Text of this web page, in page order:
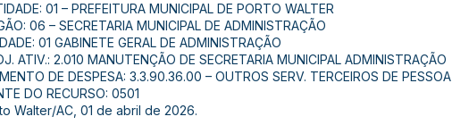
01 – PREFEITURA MUNICIPAL DE PORTO WALTER
06 – SECRETARIA MUNICIPAL DE ADMINISTRAÇÃO
01 GABINETE GERAL DE ADMINISTRAÇÃO
ATIV.: 2.010 MANUTENÇÃO DE SECRETARIA MUNICIPAL ADMINISTRAÇÃO
DE DESPESA: 3.3.90.36.00 – OUTROS SERV. TERCEIROS DE
DO RECURSO: 0501
Walter/AC, 01 de abril de 2026.